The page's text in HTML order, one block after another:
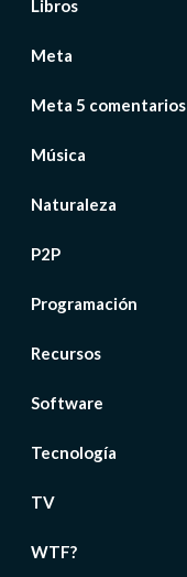
Libros
Meta
Meta 5 comentarios
Música
Naturaleza
P2P
Programación
Recursos
Software
Tecnología
TV
WTF?